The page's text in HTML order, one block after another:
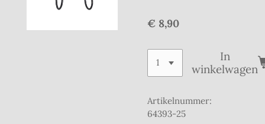
€ 8,90
In
winkelwagen
Artikelnummer:
64393-25